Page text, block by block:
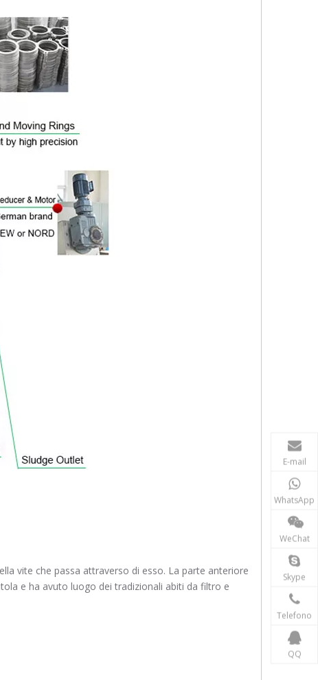
vite che passa attraverso di esso. La parte anteriore
e ha avuto luogo dei tradizionali abiti da filtro e
E-mail
WhatsApp
WeChat
Skype
Telefono
QQ